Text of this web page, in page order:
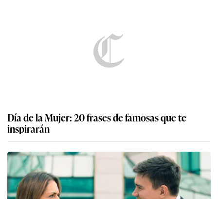
Día de la Mujer: 20 frases de famosas que te
inspirarán